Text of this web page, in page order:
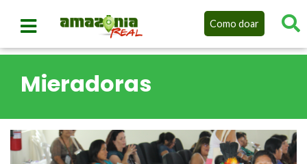
Como doar
Mieradoras